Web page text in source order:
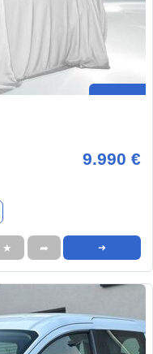
9.990 €
★ ➦ ➜